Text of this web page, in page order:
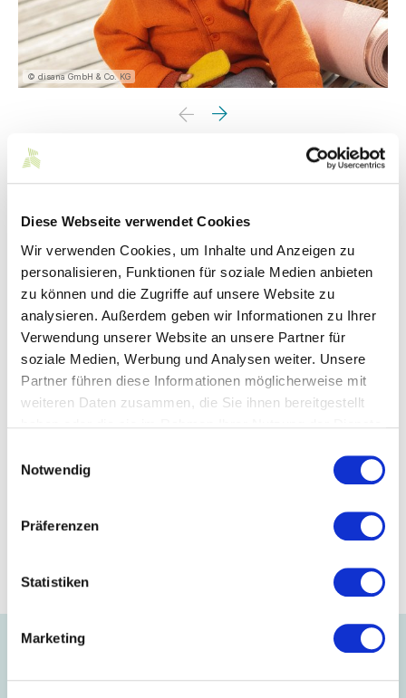
Diese Webseite verwendet Cookies
Wir verwenden Cookies, um Inhalte und Anzeigen zu
personalisieren, Funktionen für soziale Medien anbieten
zu können und die Zugriffe auf unsere Website zu
analysieren. Außerdem geben wir Informationen zu Ihrer
Verwendung unserer Website an unsere Partner für
soziale Medien, Werbung und Analysen weiter. Unsere
Partner führen diese Informationen möglicherweise mit
weiteren Daten zusammen, die Sie ihnen bereitgestellt
Notwendig
Präferenzen
Statistiken
Marketing
© disana GmbH & Co. KG
Kontakt
disana GmbH & Co. KG
Rosenstraße 26
72805 Lichtenstein
+49 7129 936866-0
Telefax:+49 7129 936866-99
E-Mail: info@disana.de
www.disana.de